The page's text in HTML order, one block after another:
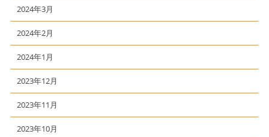
2024年3月
2024年2月
2024年1月
2023年12月
2023年11月
2023年10月